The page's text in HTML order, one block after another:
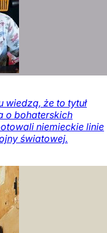
wiedzą, że to tytuł
o bohaterskich
niemieckie linie
światowej.